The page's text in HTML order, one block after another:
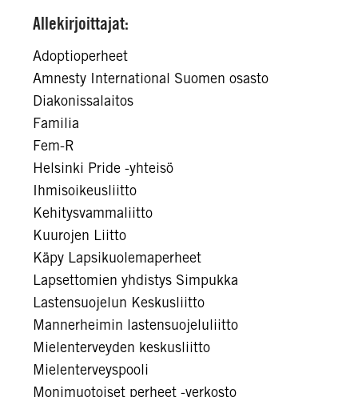
Allekirjoittajat:
Adoptioperheet
Amnesty International Suomen osasto
Diakonissalaitos
Familia
Fem-R
Helsinki Pride -yhteisö
Ihmisoikeusliitto
Kehitysvammaliitto
Kuurojen Liitto
Käpy Lapsikuolemaperheet
Lapsettomien yhdistys Simpukka
Lastensuojelun Keskusliitto
Mannerheimin lastensuojeluliitto
Mielenterveyden keskusliitto
Mielenterveyspooli
Monimuotoiset perheet -verkosto